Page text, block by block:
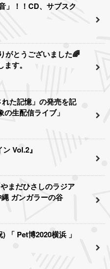
」！！CD、サブスク
がとうございました🌈
す。
た記憶」の発売を記
生配信ライブ」
Vol.2』
まだひさしのラジア
ガンガラーの谷
「 Pet博2020横浜 」